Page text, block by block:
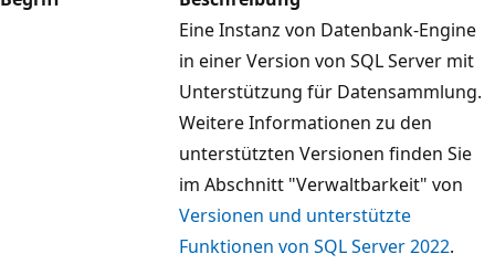
Eine Instanz von Datenbank-Engine
in einer Version von SQL Server mit
Unterstützung für Datensammlung.
Weitere Informationen zu den
unterstützten Versionen finden Sie
im Abschnitt "Verwaltbarkeit" von
Versionen und unterstützte
Funktionen von SQL Server 2022.